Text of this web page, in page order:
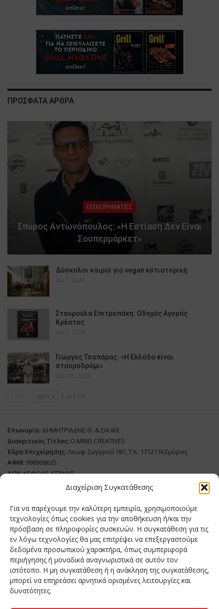
Διαχείριση Συγκατάθεσης
Για να παρέχουμε την καλύτερη εμπειρία, χρησιμοποιούμε
τεχνολογίες όπως cookies για την αποθήκευση ή/και την
πρόσβαση σε πληροφορίες συσκευών. Η συγκατάθεση για τις
εν λόγω τεχνολογίες θα μας επιτρέψει να επεξεργαστούμε
δεδομένα προσωπικού χαρακτήρα, όπως συμπεριφορά
περιήγησης ή μοναδικά αναγνωριστικά σε αυτόν τον
ιστότοπο. Η μη συγκατάθεση ή η ανάκληση της συγκατάθεσης,
μπορεί να επηρεάσει αρνητικά ορισμένες λειτουργίες και
δυνατότητες.
ΠΡΟΣΦΑΤΑ ΑΡΘΡΑ
ΕΠΙΧΕΙΡΗΜΑΤΙΕΣ
Σπύρος Αντωνόπουλος: «Η Εστίαση Δεν Είναι
Σουπερμάρκετ»
Δύσκολοι καιροί για vegan εστιατορική
Ιαν 1, 2026
Σταυρούλα Επιτροπάκη: Οδηγός Αγοράς
Κρέατος
Ιαν 1, 2026
Γιώργος Τσαπάρας: «Η Ελλάδα είναι
σταυροδρόμι»
Δεκ 28, 2025
NEXT 1 of 1.118
Επωνυμία: ΔΗΜΗΤΡΙΑΔΗΣ Θ. & ΣΙΑ ΙΚΕ
Διακριτικός Τίτλος: O.MIND CREATIVES
Έδρα Επιχείρησης:Λεωφ. Συγγρού 187, Τ.Κ: 17121 Ν.Σμύρνη
ΑΦΜ: 998908635
ΔΟΥ:ΚΕΦΟΔΕ ΑΤΤΙΚΗΣ
Όνομα Ιδιοκτήτη και Νόμιμο Πρόσωπο: Θεόδωρος Δημητριάδης
Διευθυντής Σύνταξης:Ευθυμιάτου Μαίρη
Domain:grillmagazine.gr
Δικαιούχος Domain:Θεόδωρος Δημητριάδης
Διευθυντής:Θεόδωρος Δημητριάδης
Διαχειριστής:Θεόδωρος Δημητριάδης
Δήλωση Συμμόρφωσης
Αριθμός Πιστοποίησης Μ.Η.Τ.: